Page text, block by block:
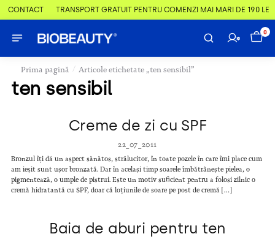
CONTACT TRANSPORT GRATUIT PENTRU COMENZI MAI MARI DE 190 LEI
0
Prima pagină / Articole etichetate „ten sensibil”
ten sensibil
Creme de zi cu SPF
22_07_2011
Bronzul îți dă un aspect sănătos, strălucitor, în toate pozele în care îmi place cum
am ieșit sunt ușor bronzată. Dar în același timp soarele îmbătrânește pielea, o
pigmentează, o umple de pistrui. Este un motiv suficient pentru a folosi zilnic o
cremă hidratantă cu SPF, doar că loțiunile de soare pe post de cremă […]
Baia de aburi pentru ten